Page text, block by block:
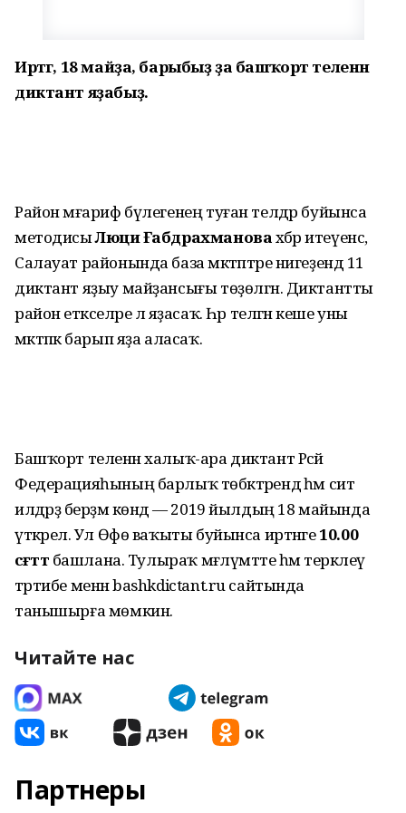
Иртәгә, 18 майҙа, барыбыҙ ҙа башҡорт теленән
диктант яҙабыҙ.
Район мәғариф бүлегенең туған телдәр буйынса
методисыЛюциә Ғабдрахмановахәбәр итеүенсә,
Салауат районында база мәктәптәре нигеҙендә 11
диктант яҙыу майҙансығы төҙөлгән. Диктантты
район етәкселәре лә яҙасаҡ. Һәр теләгән кеше уны
мәктәпкә барып яҙа аласаҡ.
Башҡорт теленән халыҡ-ара диктант Рәсәй
Федерацияһының барлыҡ төбәктәрендә һәм сит
илдәрҙә берҙәм көндә — 2019 йылдың 18 майында
үткәрелә. Ул Өфө ваҡыты буйынса иртәнге10.00
сәғәттә башлана. Тулыраҡ мәғлүмәтте һәм теркәлеү
тәртибе менән bashkdictant.ru сайтында
танышырға мөмкин.
Читайте нас
Партнеры